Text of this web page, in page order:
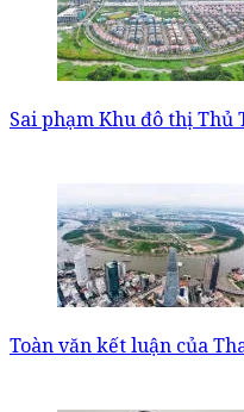
Sai phạm Khu đô thị
Toàn văn kết luận của